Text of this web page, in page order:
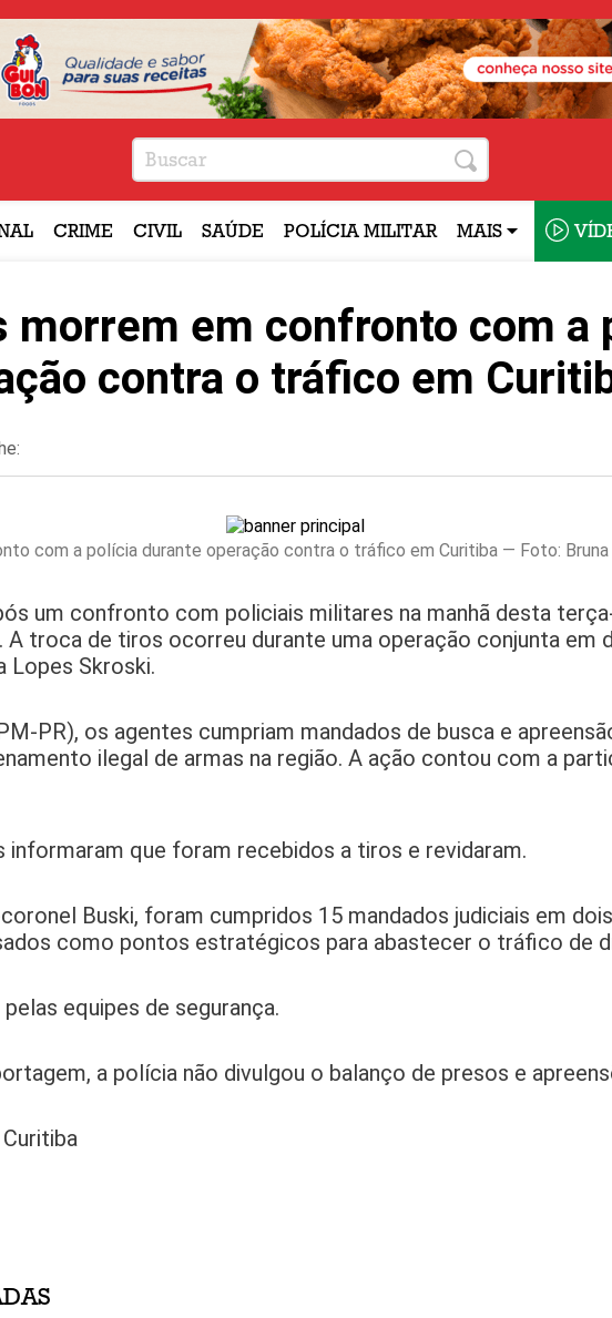
CRIME CIVIL SAÚDE POLÍCIA MILITAR MAIS
morrem em confronto com a
contra o tráfico em
com a polícia durante operação contra o tráfico em Curitiba — Foto: Bruna
um confronto com policiais militares na manhã desta
. A troca de tiros ocorreu durante uma operação conjunta em
Lopes Skroski.
PR), os agentes cumpriam mandados de busca e
ilegal de armas na região. A ação contou com a
informaram que foram recebidos a tiros e revidaram.
Buski, foram cumpridos 15 mandados judiciais em
como pontos estratégicos para abastecer o tráfico de
equipes de segurança.
a polícia não divulgou o balanço de presos e